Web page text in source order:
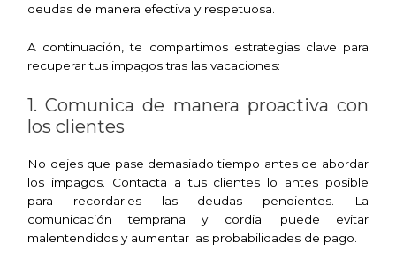
deudas de manera efectiva y respetuosa.
A continuación, te compartimos estrategias clave para
recuperar tus impagos tras las vacaciones:
1. Comunica de manera proactiva con
los clientes
No dejes que pase demasiado tiempo antes de abordar
los impagos. Contacta a tus clientes lo antes posible
para recordarles las deudas pendientes. La
comunicación temprana y cordial puede evitar
malentendidos y aumentar las probabilidades de pago.